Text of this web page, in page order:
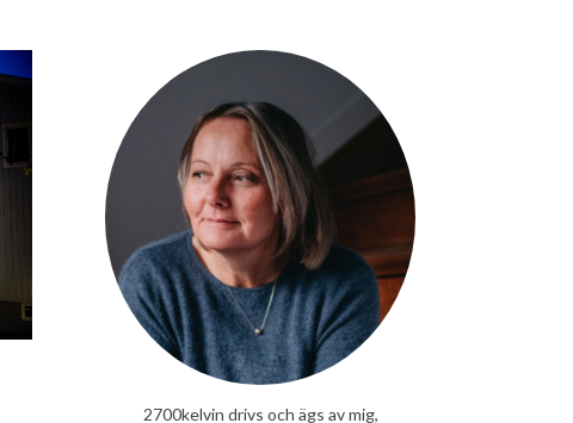
2700kelvin drivs och ägs av mig,